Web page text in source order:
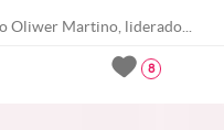
Oliwer Martino, liderado...
8